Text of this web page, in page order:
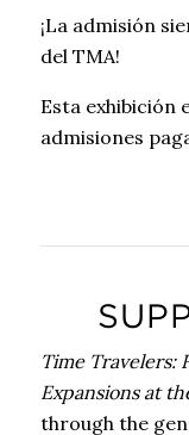
¡La admisión
del TMA!
Esta exhibición
admisiones
Time Travelers:
Expansions at
through the